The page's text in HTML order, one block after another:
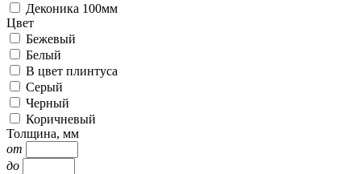
Деконика 100мм
Цвет
Бежевый
Белый
В цвет плинтуса
Серый
Черный
Коричневый
Толщина, мм
от
до